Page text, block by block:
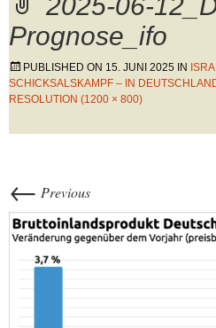
Prognose_ifo
PUBLISHED ON 15. JUNI 2025 IN
SCHICKSALSKAMPF – IN
RESOLUTION (1200 × 800)
← Previous